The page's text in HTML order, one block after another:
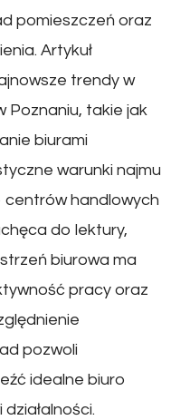
pomieszczeń oraz
Artykuł
trendy w
Poznaniu, takie jak
biurami
warunki najmu
centrów handlowych
do lektury,
biurowa ma
pracy oraz
pozwoli
idealne biuro